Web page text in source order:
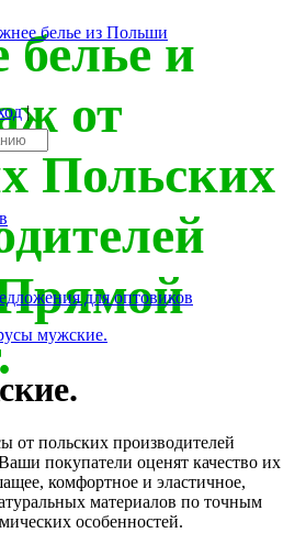
и
от
Польских
|
для оптовиков
мужские.
от польских производителей
покупатели оценят качество их
комфортное и эластичное,
материалов по точным
особенностей.